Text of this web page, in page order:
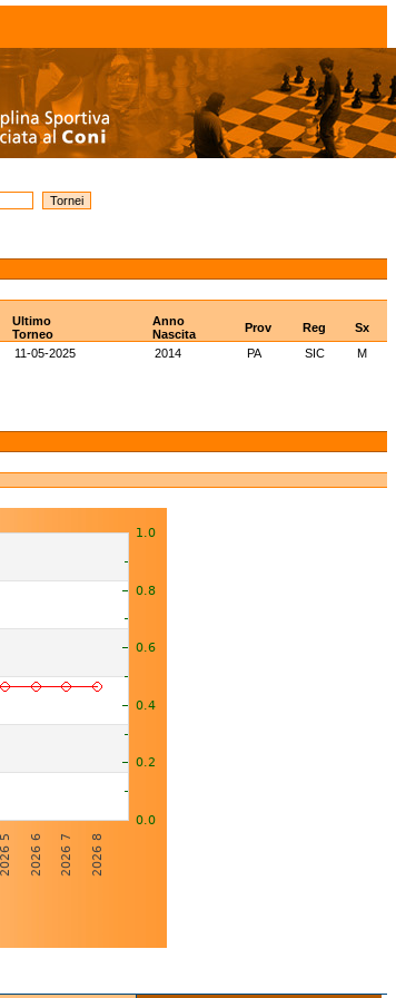
Ultimo
Torneo
Anno
Nascita
Prov Reg
Sx
11-05-2025 2014 PA SIC
M